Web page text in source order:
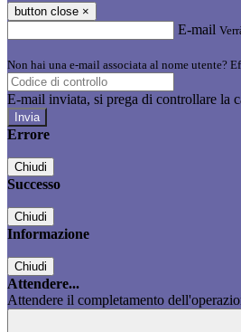
button close ×
E-mail
Non hai una e-mail associata al nome utente?
E-mail inviata, si prega di controllare la
Errore
Chiudi
Successo
Chiudi
Informazione
Chiudi
Attendere...
Attendere il completamento